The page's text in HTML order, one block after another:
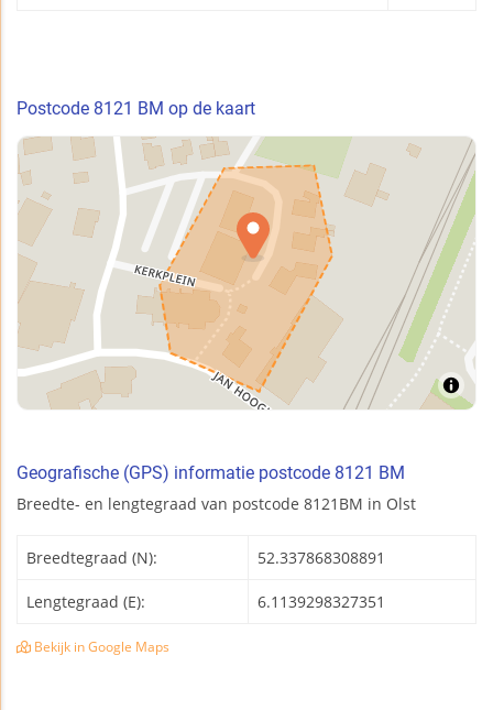
Postcode 8121 BM op de kaart
Geografische (GPS) informatie postcode 8121 BM
Breedte- en lengtegraad van postcode 8121BM in Olst
Breedtegraad (N): 52.337868308891
Lengtegraad (E): 6.1139298327351
Bekijk in Google Maps